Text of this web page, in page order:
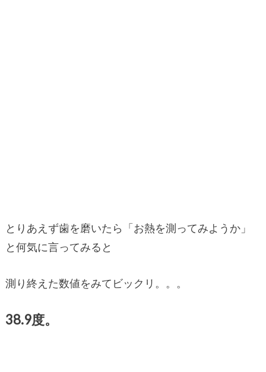
とりあえず歯を磨いたら「お熱を測ってみようか」
と何気に言ってみると
測り終えた数値をみてビックリ。。。
38.9度。